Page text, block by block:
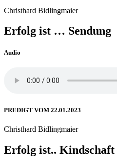
Christhard Bidlingmaier
Erfolg ist … Sendung
Audio
PREDIGT VOM 22.01.2023
Christhard Bidlingmaier
Erfolg ist.. Kindschaft